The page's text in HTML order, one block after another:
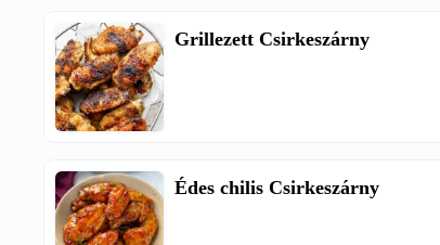
Grillezett Csirkeszárny
Édes chilis Csirkeszárny